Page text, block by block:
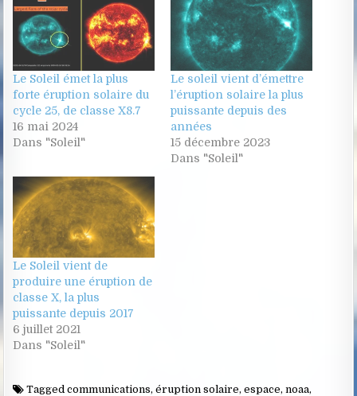
Le Soleil émet la plus
forte éruption solaire du
cycle 25, de classe X8.7
16 mai 2024
Dans "Soleil"
Le soleil vient d’émettre
l’éruption solaire la plus
puissante depuis des
années
15 décembre 2023
Dans "Soleil"
Le Soleil vient de
produire une éruption de
classe X, la plus
puissante depuis 2017
6 juillet 2021
Dans "Soleil"
Taggedcommunications,éruption solaire,espace,noaa,